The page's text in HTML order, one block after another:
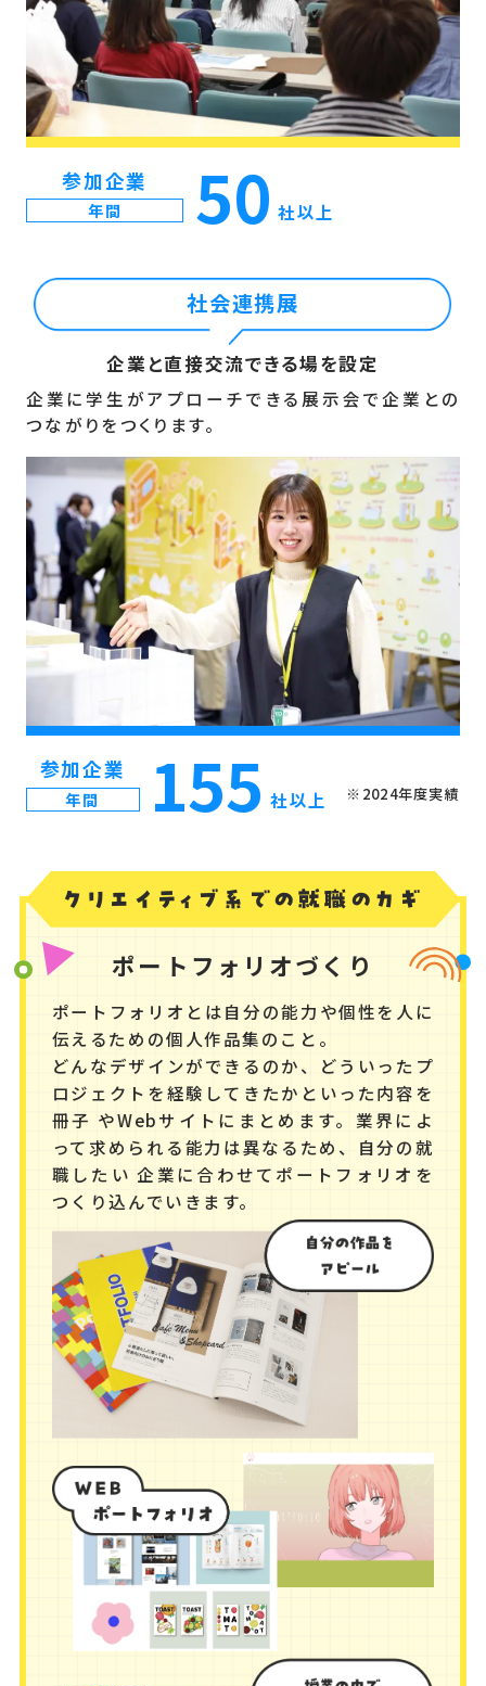
参加企業
年間 50 社以上
社会連携展
企業と直接交流できる場を設定
企業に学生がアプローチできる展示会で企業との
つながりをつくります。
参加企業
年間 155 社以上 ※2024年度実績
クリエイティブ系での就職のカギ
ポートフォリオづくり
ポートフォリオとは自分の能力や個性を人に
伝えるための個人作品集のこと。
どんなデザインができるのか、どういったプ
ロジェクトを経験してきたかといった内容を
冊子 やWebサイトにまとめます。業界によ
って求められる能力は異なるため、自分の就
職したい 企業に合わせてポートフォリオを
つくり込んでいきます。